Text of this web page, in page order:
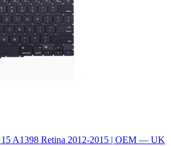
15 A1398 Retina 2012-2015 | OEM — UK